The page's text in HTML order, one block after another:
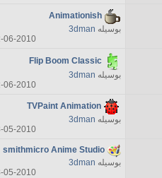
Animationish
بوسیله 3dman
06-2010
Flip Boom Classic
بوسیله 3dman
06-2010
TVPaint Animation
بوسیله 3dman
05-2010
smithmicro Anime Studio
بوسیله 3dman
05-2010